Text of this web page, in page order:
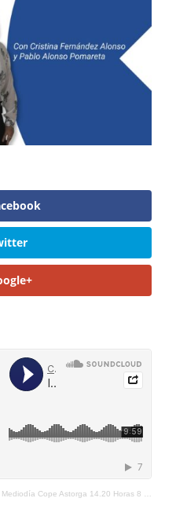
Cope Astorga 14.20 Horas 8 De Enero De 2021